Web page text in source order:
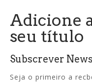
Adicione
seu título
Subscrever
Seja o primeiro a